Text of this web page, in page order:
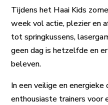
Tijdens het Haai Kids
week vol actie, plezier en
tot springkussens,
geen dag is hetzelfde en
beleven.
In een veilige en
enthousiaste trainers voor